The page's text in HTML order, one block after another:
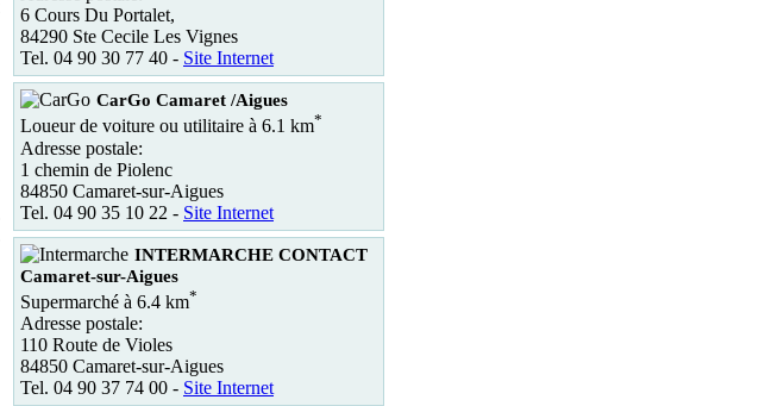
6 Cours Du Portalet,
84290 Ste Cecile Les Vignes
Tel. 04 90 30 77 40 - Site Internet
CarGo Camaret /Aigues
Loueur de voiture ou utilitaire à 6.1 km*
Adresse postale:
1 chemin de Piolenc
84850 Camaret-sur-Aigues
Tel. 04 90 35 10 22 - Site Internet
INTERMARCHE CONTACT
Camaret-sur-Aigues
Supermarché à 6.4 km*
Adresse postale:
110 Route de Violes
84850 Camaret-sur-Aigues
Tel. 04 90 37 74 00 - Site Internet